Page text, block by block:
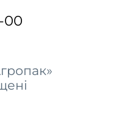
00